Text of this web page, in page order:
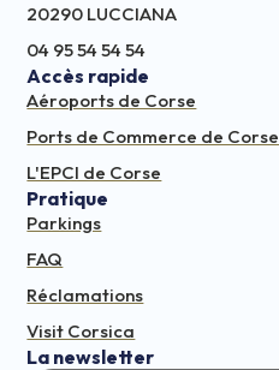
20290 LUCCIANA
04 95 54 54 54
Accès rapide
Aéroports de Corse
Ports de Commerce de Corse
L'EPCI de Corse
Pratique
Parkings
FAQ
Réclamations
Visit Corsica
La newsletter